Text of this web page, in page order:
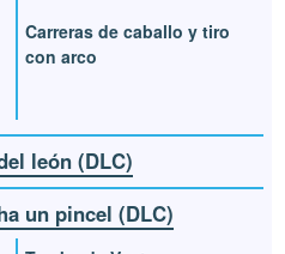
Carreras de caballo y tiro
con arco
león (DLC)
un pincel (DLC)